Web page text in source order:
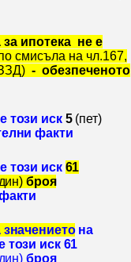
за ипотека не е
смисъла на чл.167,
- обезпеченото
този иск 5 (пет)
факти
този иск 61
броя
на
този иск 61
броя